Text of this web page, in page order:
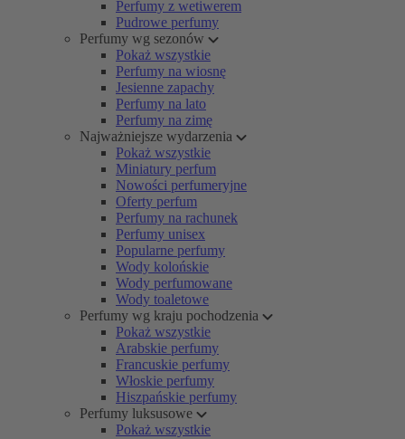
Perfumy z wetiwerem
Pudrowe perfumy
Perfumy wg sezonów
Pokaż wszystkie
Perfumy na wiosnę
Jesienne zapachy
Perfumy na lato
Perfumy na zimę
Najważniejsze wydarzenia
Pokaż wszystkie
Miniatury perfum
Nowości perfumeryjne
Oferty perfum
Perfumy na rachunek
Perfumy unisex
Popularne perfumy
Wody kolońskie
Wody perfumowane
Wody toaletowe
Perfumy wg kraju pochodzenia
Pokaż wszystkie
Arabskie perfumy
Francuskie perfumy
Włoskie perfumy
Hiszpańskie perfumy
Perfumy luksusowe
Pokaż wszystkie